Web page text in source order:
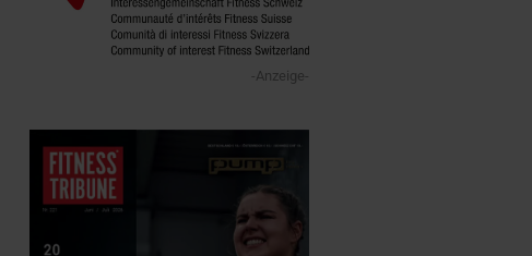
-Anzeige-